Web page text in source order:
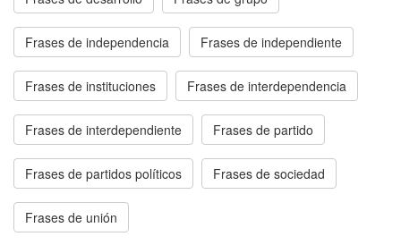
Frases de independencia Frases de independiente
Frases de instituciones Frases de interdependencia
Frases de interdependiente Frases de partido
Frases de partidos políticos Frases de sociedad
Frases de unión